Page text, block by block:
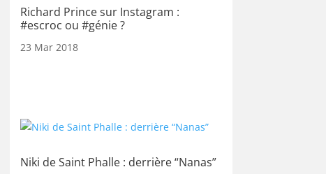
Richard Prince sur Instagram :
#escroc ou #génie ?
23 Mar 2018
Niki de Saint Phalle : derrière “Nanas”